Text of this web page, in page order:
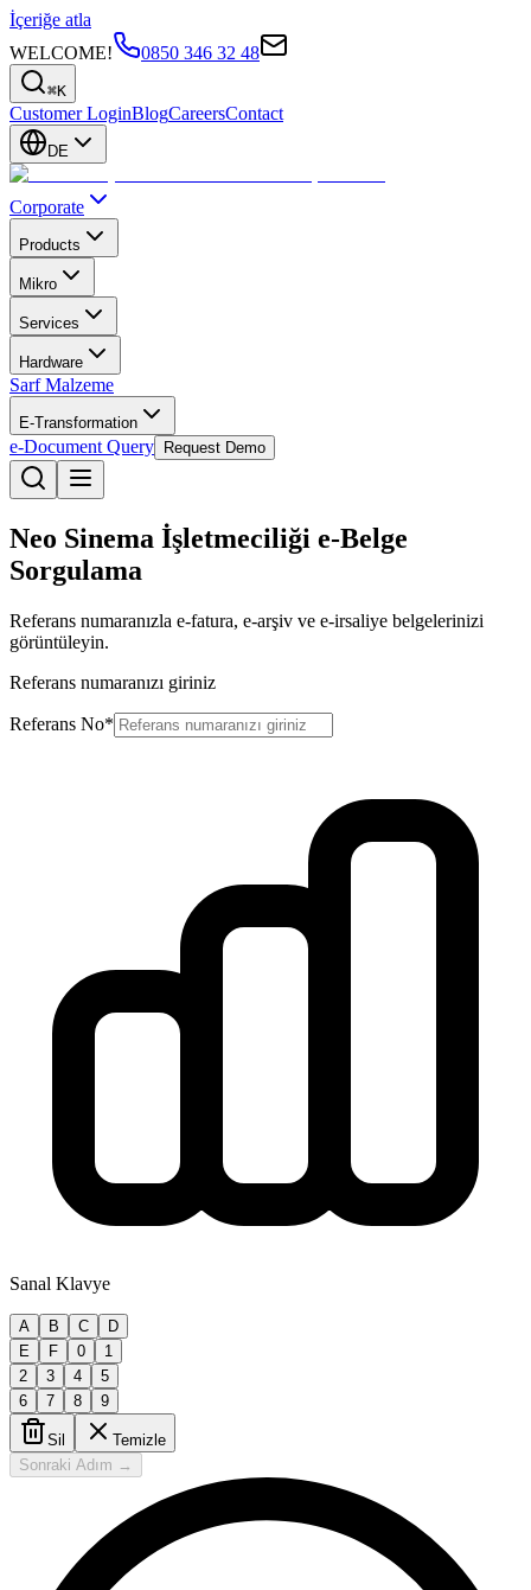
İçeriğe atla
WELCOME!
0850 346 32 48
⌘K
Customer LoginBlogCareersContact
DE
Corporate
Products
Mikro
Services
Hardware
Sarf Malzeme
E-Transformation
e-Document Query Request Demo
Neo Sinema İşletmeciliği e-Belge
Sorgulama
Referans numaranızla e-fatura, e-arşiv ve e-irsaliye belgelerinizi
görüntüleyin.
Referans numaranızı giriniz
Referans No*
Sanal Klavye
A B C
D
E
F 0
1
2
3 4
5
6
7 8 9
Sil
Temizle
Sonraki Adım →